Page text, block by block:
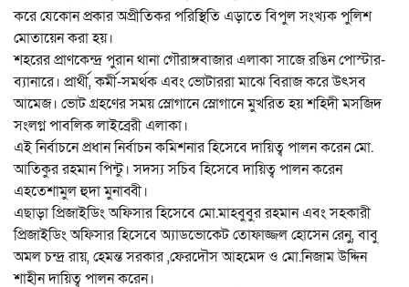
করে যেকোন প্রকার অপ্রীতিকর পরিস্থিতি এড়াতে বিপুল সংখ্যক পুলিশ
মোতায়েন করা হয়।
শহরের প্রাণকেন্দ্র পুরান থানা গৌরাঙ্গবাজার এলাকা সাজে রঙিন পোস্টার-
ব্যানারে। প্রার্থী, কর্মী-সমর্থক এবং ভোটাররা মাঝে বিরাজ করে উৎসব
আমেজ। ভোট গ্রহণের সময় স্লোগানে স্লোগানে মুখরিত হয় শহিদী মসজিদ
সংলগ্ন পাবলিক লাইব্রেরী এলাকা।
এই নির্বাচনে প্রধান নির্বাচন কমিশনার হিসেবে দায়িত্ব পালন করেন মো.
আতিকুর রহমান পিন্টু। সদস্য সচিব হিসেবে দায়িত্ব পালন করেন
এহতেশামুল হুদা মুনাব্বী।
এছাড়া প্রিজাইডিং অফিসার হিসেবে মো.মাহবুবুর রহমান এবং সহকারী
প্রিজাইডিং অফিসার হিসেবে অ্যাডভোকেট তোফাজ্জল হোসেন রেনু, বাবু
অমল চন্দ্র রায়, হেমন্ত সরকার ,ফেরদৌস আহমেদ ও মো.নিজাম উদ্দিন
শাহীন দায়িত্ব পালন করেন।